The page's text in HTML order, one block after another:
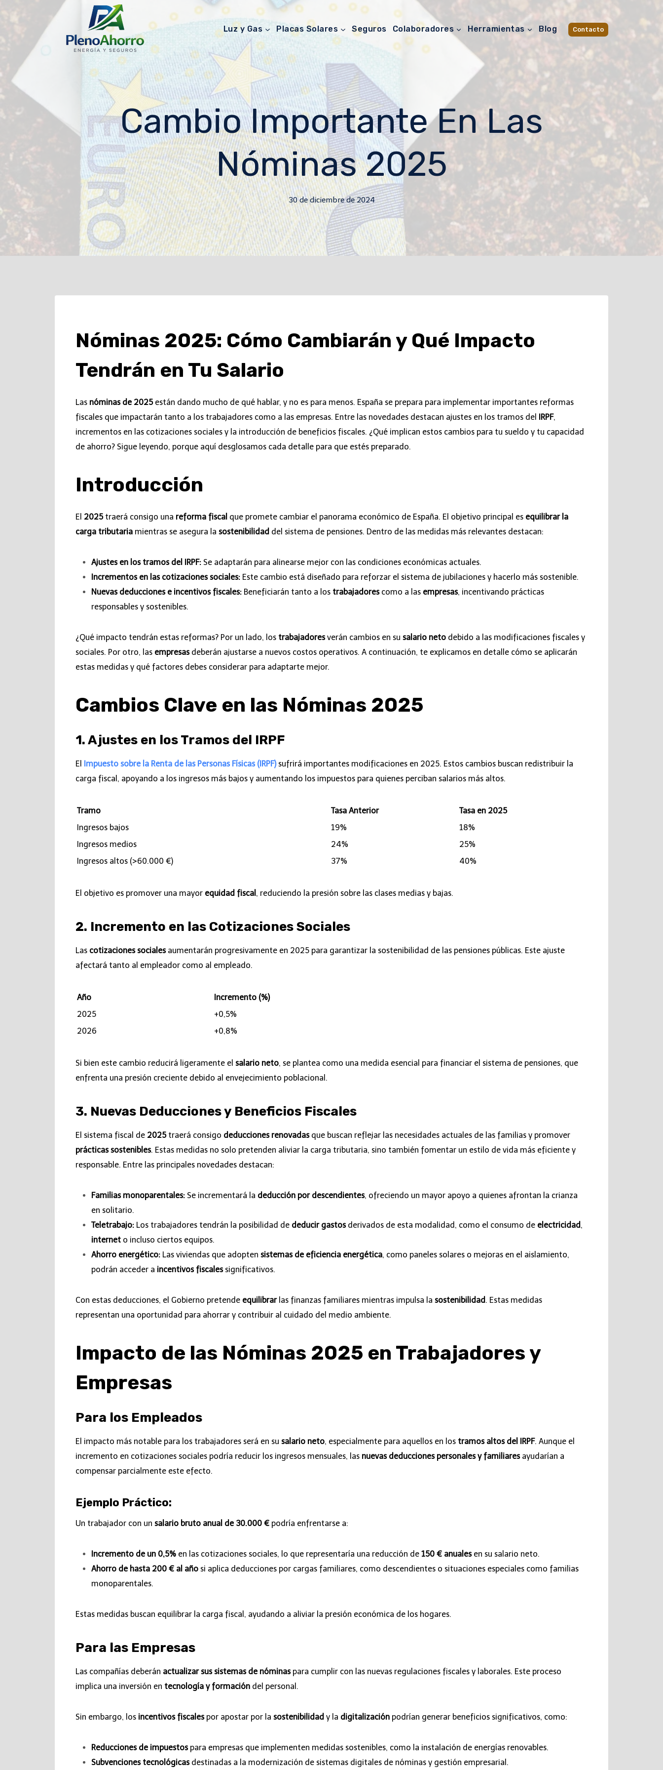
Luz y Gas Placas Solares Seguros Colaboradores Herramientas Blog Contacto
Cambio Importante En Las
Nóminas 2025
30 de diciembre de 2024
Nóminas 2025: Cómo Cambiarán y Qué Impacto
Tendrán en Tu Salario
Las nóminas de 2025están dando mucho de qué hablar, y no es para menos. España se prepara para implementar importantes reformas
fiscales que impactarán tanto a los trabajadores como a las empresas. Entre las novedades destacan ajustes en los tramos del IRPF,
incrementos en las cotizaciones sociales y la introducción de beneficios fiscales. ¿Qué implican estos cambios para tu sueldo y tu capacidad
de ahorro? Sigue leyendo, porque aquí desglosamos cada detalle para que estés preparado.
Introducción
El 2025traerá consigo una reforma fiscal que promete cambiar el panorama económico de España. El objetivo principal es equilibrar la
carga tributaria mientras se asegura la sostenibilidad del sistema de pensiones. Dentro de las medidas más relevantes destacan:
Ajustes en los tramos del IRPF: Se adaptarán para alinearse mejor con las condiciones económicas actuales.
Incrementos en las cotizaciones sociales: Este cambio está diseñado para reforzar el sistema de jubilaciones y hacerlo más sostenible.
Nuevas deducciones e incentivos fiscales: Beneficiarán tanto a los trabajadorescomo a las empresas, incentivando prácticas
responsables y sostenibles.
¿Qué impacto tendrán estas reformas? Por un lado, los trabajadoresverán cambios en su salario neto debido a las modificaciones fiscales y
sociales. Por otro, las empresasdeberán ajustarse a nuevos costos operativos. A continuación, te explicamos en detalle cómo se aplicarán
estas medidas y qué factores debes considerar para adaptarte mejor.
Cambios Clave en las Nóminas 2025
1. Ajustes en los Tramos del IRPF
El Impuesto sobre la Renta de las Personas Físicas (IRPF)sufrirá importantes modificaciones en 2025. Estos cambios buscan redistribuir la
carga fiscal, apoyando a los ingresos más bajos y aumentando los impuestos para quienes perciban salarios más altos.
Tramo Tasa Anterior
Tasa en 2025
Ingresos bajos
19%
18%
Ingresos medios
24%
25%
Ingresos altos (>60.000 €)
37% 40%
El objetivo es promover una mayor equidad fiscal , reduciendo la presión sobre las clases medias y bajas.
2. Incremento en las Cotizaciones Sociales
Las cotizaciones socialesaumentarán progresivamente en 2025 para garantizar la sostenibilidad de las pensiones públicas. Este ajuste
afectará tanto al empleador como al empleado.
Año
Incremento (%)
2025
+0,5%
2026
+0,8%
Si bien este cambio reducirá ligeramente el salario neto, se plantea como una medida esencial para financiar el sistema de pensiones, que
enfrenta una presión creciente debido al envejecimiento poblacional.
3. Nuevas Deducciones y Beneficios Fiscales
El sistema fiscal de 2025traerá consigo deducciones renovadasque buscan reflejar las necesidades actuales de las familias y promover
prácticas sostenibles. Estas medidas no solo pretenden aliviar la carga tributaria, sino también fomentar un estilo de vida más eficiente y
responsable. Entre las principales novedades destacan:
Familias monoparentales: Se incrementará la deducción por descendientes, ofreciendo un mayor apoyo a quienes afrontan la crianza
en solitario.
Teletrabajo: Los trabajadores tendrán la posibilidad de deducir gastosderivados de esta modalidad, como el consumo de electricidad,
internet o incluso ciertos equipos.
Ahorro energético: Las viviendas que adopten sistemas de eficiencia energética, como paneles solares o mejoras en el aislamiento,
podrán acceder a incentivos fiscalessignificativos.
Con estas deducciones, el Gobierno pretende equilibrarlas finanzas familiares mientras impulsa la sostenibilidad. Estas medidas
representan una oportunidad para ahorrar y contribuir al cuidado del medio ambiente.
Impacto de las Nóminas 2025 en Trabajadores y
Empresas
Para los Empleados
El impacto más notable para los trabajadores será en su salario neto, especialmente para aquellos en los tramos altos del IRPF. Aunque el
incremento en cotizaciones sociales podría reducir los ingresos mensuales, las nuevas deducciones personales y familiaresayudarían a
compensar parcialmente este efecto.
Ejemplo Práctico:
Un trabajador con un salario bruto anual de 30.000 € podría enfrentarse a:
Incremento de un 0,5% en las cotizaciones sociales, lo que representaría una reducción de 150 € anualesen su salario neto.
Ahorro de hasta 200 € al año si aplica deducciones por cargas familiares, como descendientes o situaciones especiales como familias
monoparentales.
Estas medidas buscan equilibrar la carga fiscal, ayudando a aliviar la presión económica de los hogares.
Para las Empresas
Las compañías deberán actualizar sus sistemas de nóminaspara cumplir con las nuevas regulaciones fiscales y laborales. Este proceso
implica una inversión en tecnología y formación del personal.
Sin embargo, los incentivos fiscalespor apostar por la sostenibilidad y la digitalización podrían generar beneficios significativos, como:
Reducciones de impuestospara empresas que implementen medidas sostenibles, como la instalación de energías renovables.
Subvenciones tecnológicasdestinadas a la modernización de sistemas digitales de nóminas y gestión empresarial.